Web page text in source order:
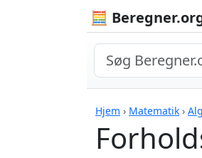
🧮
Hjem › Matematik ›